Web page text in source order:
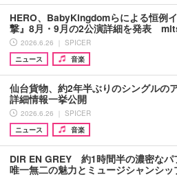
HERO、BabyKingdomらによる恒例
撃』8月・9月の2公演詳細を発表
2026.6.26 ｜ SPICER
ニュース
音楽
仙台貨物、約2年半ぶりのシングルの
詳細情報一挙公開
2026.6.26 ｜ SPICER
ニュース
音楽
DIR EN GREY 約1時間半の濃密なパ
唯一無二の魅力とミュージシャンシ